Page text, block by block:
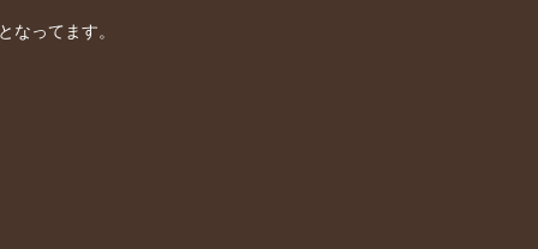
なってます。